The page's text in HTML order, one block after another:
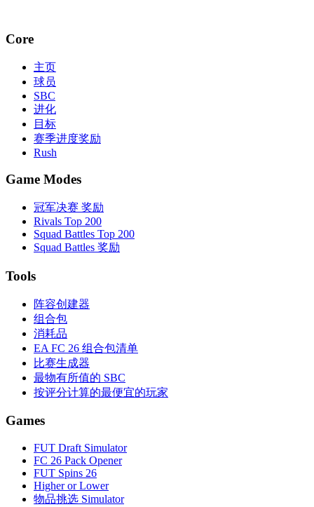
Core
主页
球员
SBC
进化
目标
赛季进度奖励
Rush
Game Modes
冠军决赛 奖励
Rivals Top 200
Squad Battles Top 200
Squad Battles 奖励
Tools
阵容创建器
组合包
消耗品
EA FC 26 组合包清单
比赛生成器
最物有所值的 SBC
按评分计算的最便宜的玩家
Games
FUT Draft Simulator
FC 26 Pack Opener
FUT Spins 26
Higher or Lower
物品挑选 Simulator